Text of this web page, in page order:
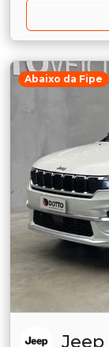
Abaixo da Fipe
Jeep